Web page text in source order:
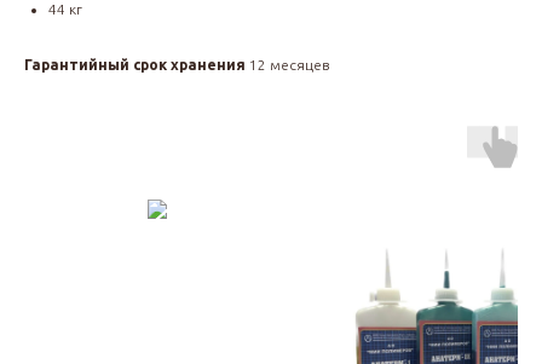
44 кг
Гарантийный срок хранения 12 месяцев